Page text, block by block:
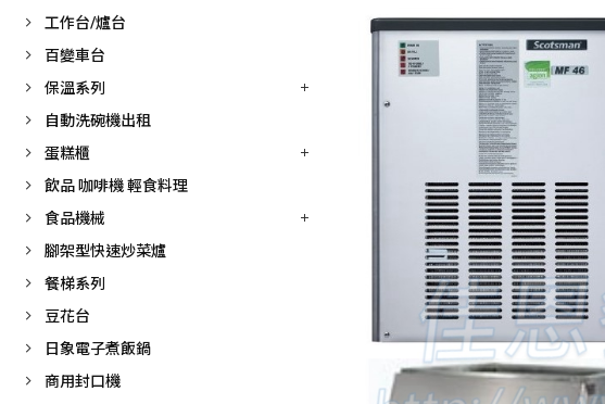
工作台/爐台
百變車台
保溫系列
自動洗碗機出租
蛋糕櫃
飲品 咖啡機 輕食料理
食品機械
腳架型快速炒菜爐
餐梯系列
豆花台
日象電子煮飯鍋
商用封口機